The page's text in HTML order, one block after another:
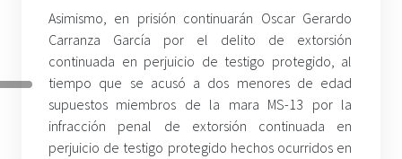
Asimismo, en prisión continuarán Oscar Gerardo
Carranza García por el delito de extorsión
continuada en perjuicio de testigo protegido, al
tiempo que se acusó a dos menores de edad
supuestos miembros de la mara MS-13 por la
infracción penal de extorsión continuada en
perjuicio de testigo protegido hechos ocurridos en